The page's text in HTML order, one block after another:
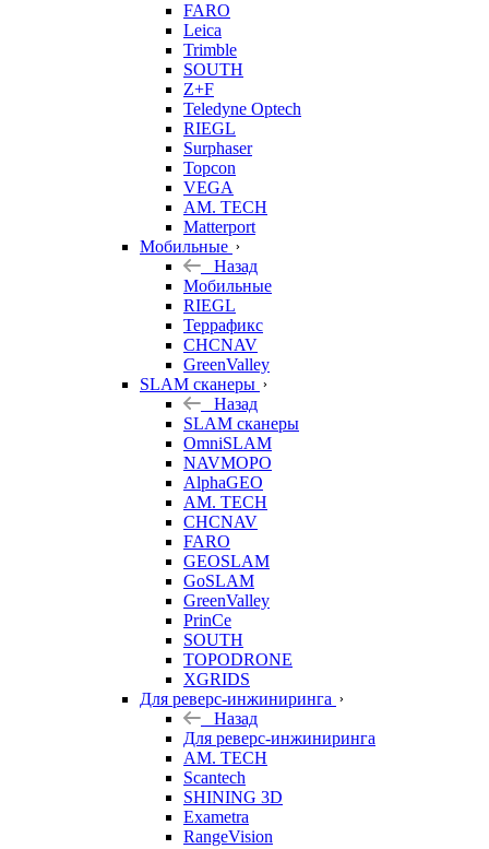
FARO
Leica
Trimble
SOUTH
Z+F
Teledyne Optech
RIEGL
Surphaser
Topcon
VEGA
AM. TECH
Matterport
Мобильные
Назад
Мобильные
RIEGL
Террафикс
CHCNAV
GreenValley
SLAM сканеры
Назад
SLAM сканеры
OmniSLAM
NAVMOPO
AlphaGEO
AM. TECH
CHCNAV
FARO
GEOSLAM
GoSLAM
GreenValley
PrinCe
SOUTH
TOPODRONE
XGRIDS
Для реверс-инжиниринга
Назад
Для реверс-инжиниринга
AM. TECH
Scantech
SHINING 3D
Exametra
RangeVision